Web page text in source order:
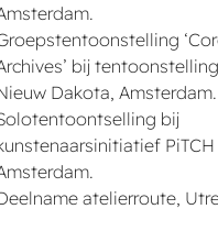
bij
Dakota, Amsterdam.
bij
PiTCH
atelierroute,